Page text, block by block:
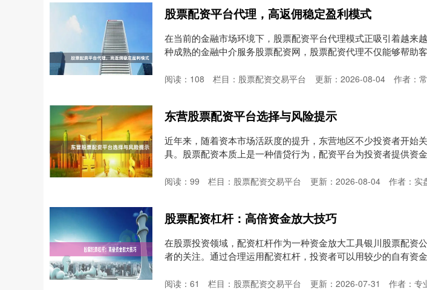
股票配资平台代理，高返佣稳定盈利模式
在当前的金融市场环境下，股票配资平台代理模式正吸引着越来
种成熟的金融中介服务股票配资网，股票配资代理不仅能够帮助
更新：2026-08-04 作者：
阅读： 108 栏目： 股票配资交易平台
东营股票配资平台选择与风险提示
近年来，随着资本市场活跃度的提升，东营地区不少投资者开始
具。股票配资本质上是一种借贷行为，配资平台为投资者提供资
更新：2026-08-04 作者：实
阅读： 99 栏目： 股票配资交易平台
股票配资杠杆：高倍资金放大技巧
在股票投资领域，配资杠杆作为一种资金放大工具银川股票配资
者的关注。通过合理运用配资杠杆，投资者可以用较少的自有资
更新：2026-07-31 作者：专
阅读： 61 栏目： 股票配资交易平台